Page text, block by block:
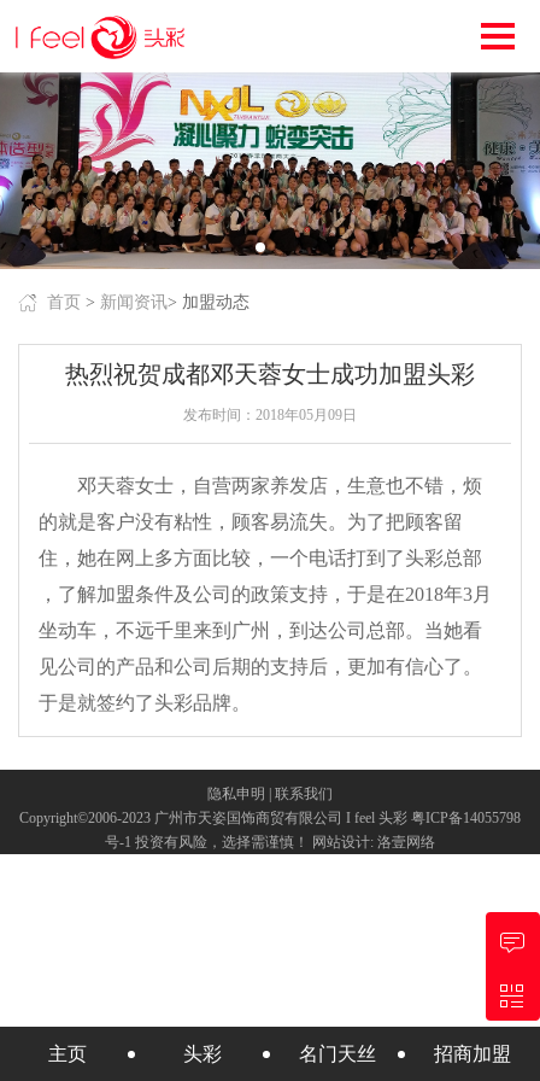
首页 > 新闻资讯> 加盟动态
热烈祝贺成都邓天蓉女士成功加盟头彩
发布时间：2018年05月09日
邓天蓉女士，自营两家养发店，生意也不错，烦
的就是客户没有粘性，顾客易流失。为了把顾客留
住，她在网上多方面比较，一个电话打到了头彩总部
，了解加盟条件及公司的政策支持，于是在2018年3月
坐动车，不远千里来到广州，到达公司总部。当她看
见公司的产品和公司后期的支持后，更加有信心了。
于是就签约了头彩品牌。
隐私申明
联系我们
Copyright©2006-2023 广州市天姿国饰商贸有限公司 I feel 头彩 粤ICP备14055798
号-1 投资有风险，选择需谨慎！ 网站设计: 洛壹网络
主页 头彩 名门天丝 招商加盟